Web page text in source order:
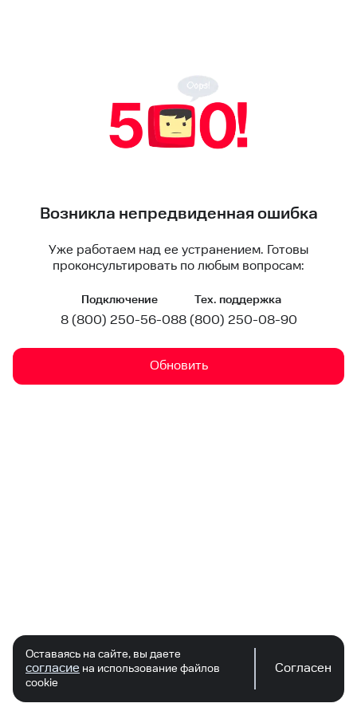
Возникла непредвиденная ошибка
Уже работаем над ее устранением. Готовы
проконсультировать по любым вопросам:
Подключение
8 (800) 250-56-08
Тех. поддержка
8 (800) 250-08-90
Обновить
Оставаясь на сайте, вы даете
согласие на использование файлов
cookie
Согласен